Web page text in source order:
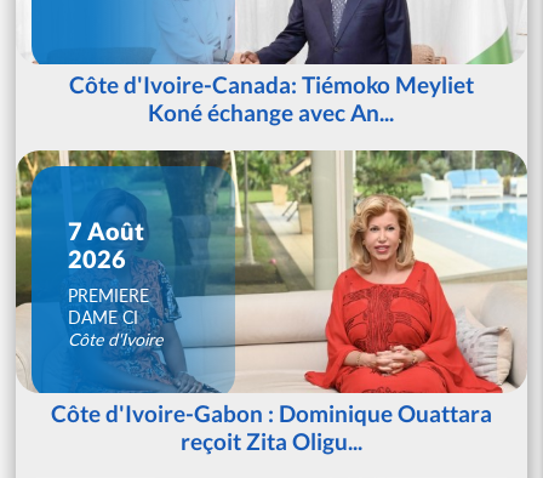
Côte d'Ivoire-Canada: Tiémoko Meyliet
Koné échange avec An...
7 Août
2026
PREMIERE
DAME CI
Côte d'Ivoire
Côte d'Ivoire-Gabon : Dominique Ouattara
reçoit Zita Oligu...